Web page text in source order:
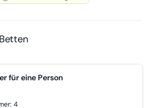
Föhn Garten Privates Bad Mikro­welle
für eine Person
4